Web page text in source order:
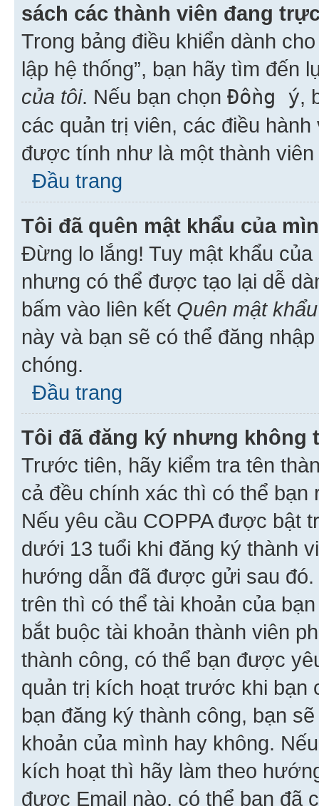
sách các thành viên đang
Trong bảng điều khiển dành
lập hệ thống”, bạn hãy tìm đến
của tôi. Nếu bạn chọn Đồng ý,
các quản trị viên, các điều
được tính như là một thành viên
Đầu trang
Tôi đã quên mật khẩu của
Đừng lo lắng! Tuy mật khẩu
nhưng có thể được tạo lại dễ
bấm vào liên kết Quên mật khẩu
này và bạn sẽ có thể đăng
chóng.
Đầu trang
Tôi đã đăng ký nhưng không
Trước tiên, hãy kiểm tra tên
cả đều chính xác thì có thể
Nếu yêu cầu COPPA được bật
dưới 13 tuổi khi đăng ký thành
hướng dẫn đã được gửi sau
trên thì có thể tài khoản của
bắt buộc tài khoản thành viên
thành công, có thể bạn được
quản trị kích hoạt trước khi bạn
bạn đăng ký thành công, bạn
khoản của mình hay không.
kích hoạt thì hãy làm theo
được Email nào, có thể bạn đã